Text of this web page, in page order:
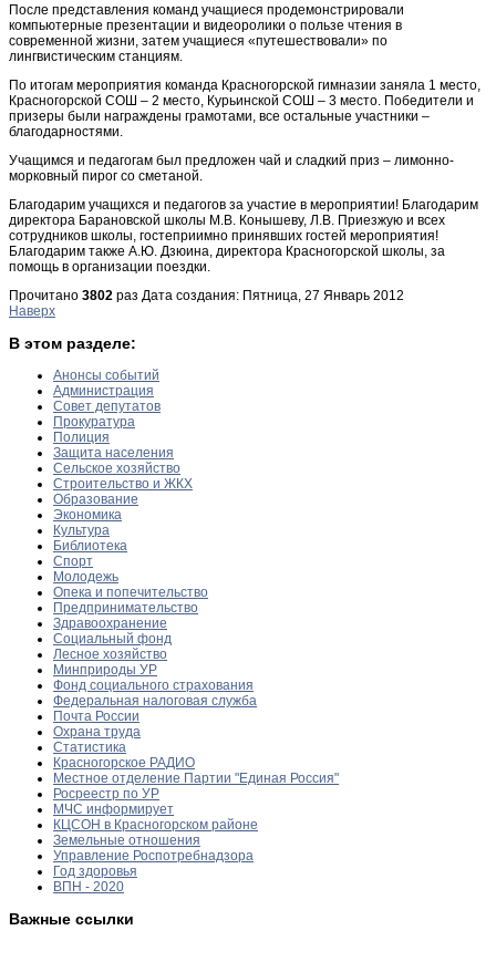
После представления команд учащиеся продемонстрировали
компьютерные презентации и видеоролики о пользе чтения в
современной жизни, затем учащиеся «путешествовали» по
лингвистическим станциям.
По итогам мероприятия команда Красногорской гимназии заняла 1 место,
Красногорской СОШ – 2 место, Курьинской СОШ – 3 место. Победители и
призеры были награждены грамотами, все остальные участники –
благодарностями.
Учащимся и педагогам был предложен чай и сладкий приз – лимонно-
морковный пирог со сметаной.
Благодарим учащихся и педагогов за участие в мероприятии! Благодарим
директора Барановской школы М.В. Конышеву, Л.В. Приезжую и всех
сотрудников школы, гостеприимно принявших гостей мероприятия!
Благодарим также А.Ю. Дзюина, директора Красногорской школы, за
помощь в организации поездки.
Прочитано 3802 раз Дата создания: Пятница, 27 Январь 2012
Наверх
В этом разделе:
Анонсы событий
Администрация
Совет депутатов
Прокуратура
Полиция
Защита населения
Сельское хозяйство
Строительство и ЖКХ
Образование
Экономика
Культура
Библиотека
Спорт
Молодежь
Опека и попечительство
Предпринимательство
Здравоохранение
Социальный фонд
Лесное хозяйство
Минприроды УР
Фонд социального страхования
Федеральная налоговая служба
Почта России
Охрана труда
Статистика
Красногорское РАДИО
Местное отделение Партии "Единая Россия"
Росреестр по УР
МЧС информирует
КЦСОН в Красногорском районе
Земельные отношения
Управление Роспотребнадзора
Год здоровья
ВПН - 2020
Важные ссылки